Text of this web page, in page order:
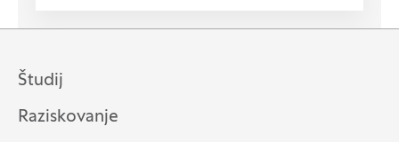
Študij
Raziskovanje